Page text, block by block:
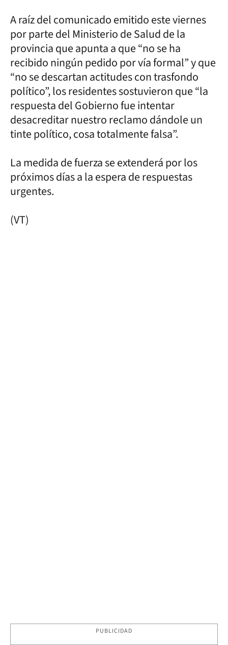
A raíz del comunicado emitido este viernes
por parte del Ministerio de Salud de la
provincia que apunta a que “no se ha
recibido ningún pedido por vía formal” y que
“no se descartan actitudes con trasfondo
político”, los residentes sostuvieron que “la
respuesta del Gobierno fue intentar
desacreditar nuestro reclamo dándole un
tinte político, cosa totalmente falsa”.
La medida de fuerza se extenderá por los
próximos días a la espera de respuestas
urgentes.
(VT)
PUBLICIDAD